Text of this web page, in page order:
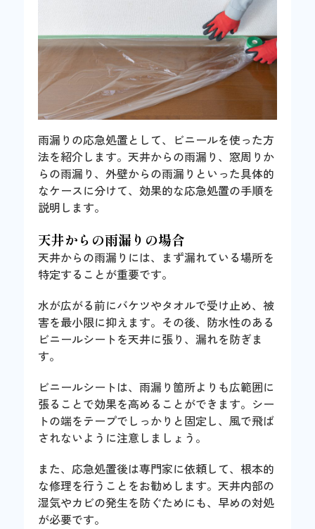
雨漏りの応急処置として、ビニールを使った方
法を紹介します。天井からの雨漏り、窓周りか
らの雨漏り、外壁からの雨漏りといった具体的
なケースに分けて、効果的な応急処置の手順を
説明します。
天井からの雨漏りの場合
天井からの雨漏りには、まず漏れている場所を
特定することが重要です。
水が広がる前にバケツやタオルで受け止め、被
害を最小限に抑えます。その後、防水性のある
ビニールシートを天井に張り、漏れを防ぎま
す。
ビニールシートは、雨漏り箇所よりも広範囲に
張ることで効果を高めることができます。シー
トの端をテープでしっかりと固定し、風で飛ば
されないように注意しましょう。
また、応急処置後は専門家に依頼して、根本的
な修理を行うことをお勧めします。天井内部の
湿気やカビの発生を防ぐためにも、早めの対処
が必要です。